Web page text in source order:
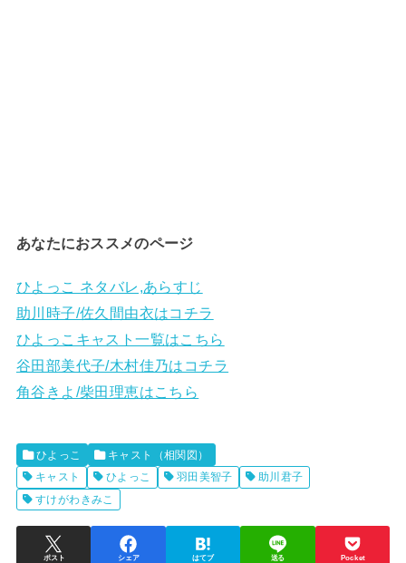
あなたにおススメのページ
ひよっこ ネタバレ,あらすじ
助川時子/佐久間由衣はコチラ
ひよっこキャスト一覧はこちら
谷田部美代子/木村佳乃はコチラ
角谷きよ/柴田理恵はこちら
ひよっこ
キャスト（相関図）
キャスト
ひよっこ 羽田美智子
助川君子
すけがわきみこ
ポスト シェア はてブ 送る Pocket